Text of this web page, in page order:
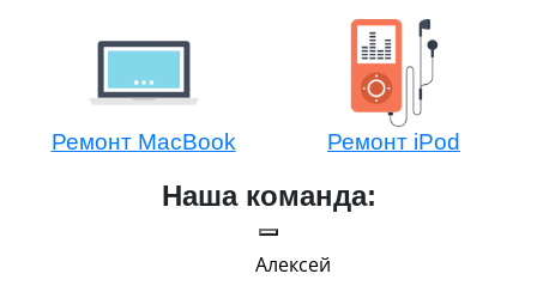
Ремонт MacBook Ремонт iPod
Наша команда: